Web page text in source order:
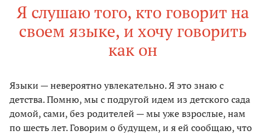
Я слушаю того, кто говорит на
своем языке, и хочу говорить
как он
Языки — невероятно увлекательно. Я это знаю с
детства. Помню, мы с подругой идем из детского сада
домой, сами, без родителей — мы уже взрослые, нам
по шесть лет. Говорим о будущем, и я ей сообщаю, что